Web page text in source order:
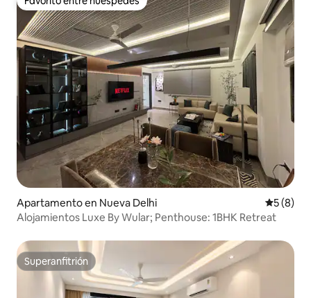
Favorito entre huéspedes
Apartamento en Nueva Delhi
5 (8)
Alojamientos Luxe By Wular; Penthouse: 1BHK Retreat
Superanfitrión
Superanfitrión